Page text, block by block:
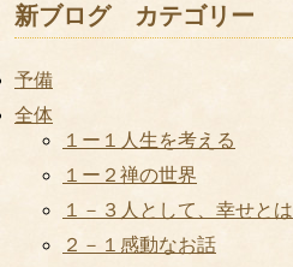
新ブログ カテゴリー
予備
全体
１ー１人生を考える
１ー２禅の世界
１－３人として、幸せとは
２－１感動なお話